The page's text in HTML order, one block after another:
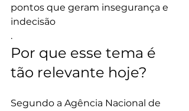
pontos que geram insegurança e
indecisão
.
Por que esse tema é
tão relevante hoje?
Segundo a Agência Nacional de